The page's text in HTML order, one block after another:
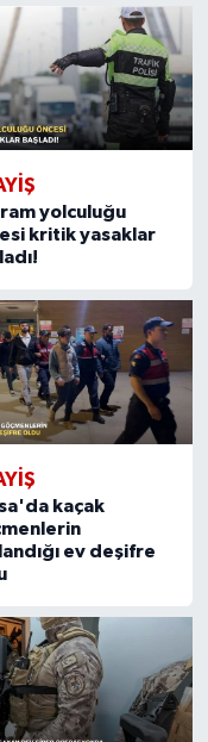
yolculuğu
kritik yasaklar
kaçak
ev deşifre